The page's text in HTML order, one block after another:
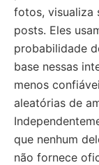
fotos, visualiza
posts. Eles
probabilidade
base nessas
menos
aleatórias de
que nenhum
não fornece